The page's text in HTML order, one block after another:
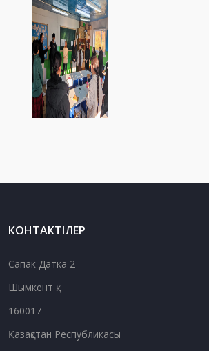
КОНТАКТІЛЕР
Сапак Датка 2
Шымкент қ.
160017
Қазақстан Республикасы